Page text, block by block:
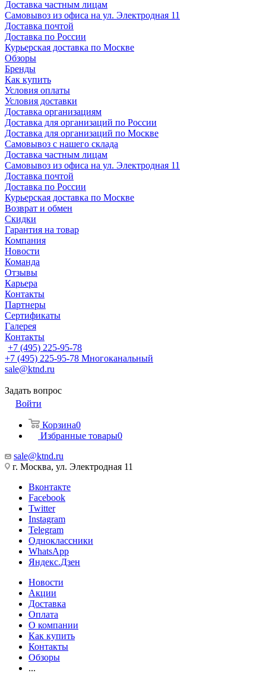
Доставка частным лицам
Самовывоз из офиса на ул. Электродная 11
Доставка почтой
Доставка по России
Курьерская доставка по Москве
Обзоры
Бренды
Как купить
Условия оплаты
Условия доставки
Доставка организациям
Доставка для организаций по России
Доставка для организаций по Москве
Самовывоз с нашего склада
Доставка частным лицам
Самовывоз из офиса на ул. Электродная 11
Доставка почтой
Доставка по России
Курьерская доставка по Москве
Возврат и обмен
Скидки
Гарантия на товар
Компания
Новости
Команда
Отзывы
Карьера
Контакты
Партнеры
Сертификаты
Галерея
Контакты
+7 (495) 225-95-78
+7 (495) 225-95-78 Многоканальный
sale@ktnd.ru
Задать вопрос
Войти
Корзина0
Избранные товары0
sale@ktnd.ru
г. Москва, ул. Электродная 11
Вконтакте
Facebook
Twitter
Instagram
Telegram
Одноклассники
WhatsApp
Яндекс.Дзен
Новости
Акции
Доставка
Оплата
О компании
Как купить
Контакты
Обзоры
...